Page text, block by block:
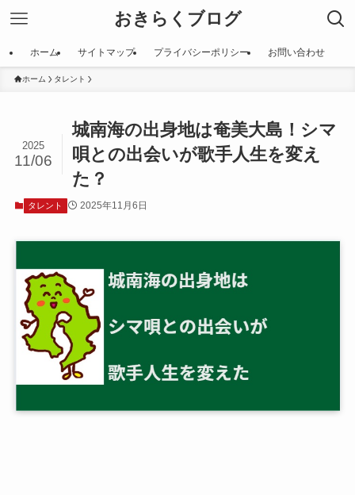
おきらくブログ
ホーム サイトマップ プライバシーポリシー お問い合わせ
ホーム タレント
城南海の出身地は奄美大島！シマ
唄との出会いが歌手人生を変え
た？
2025
11/06
タレント 2025年11月6日